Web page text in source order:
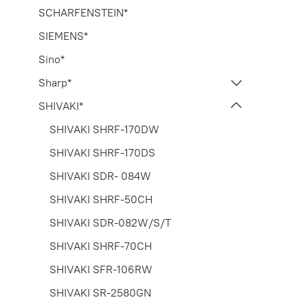
SCHARFENSTEIN*
SIEMENS*
Sino*
Sharp*
SHIVAKI*
SHIVAKI SHRF-170DW
SHIVAKI SHRF-170DS
SHIVAKI SDR- 084W
SHIVAKI SHRF-50CH
SHIVAKI SDR-082W/S/T
SHIVAKI SHRF-70CH
SHIVAKI SFR-106RW
SHIVAKI SR-2580GN